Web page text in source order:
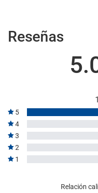
Reseñas
5
4
3
2
1
Relación